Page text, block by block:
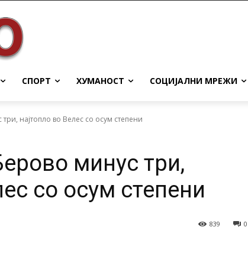
СПОРТ ХУМАНОСТ СОЦИЈАЛНИ МРЕЖИ
најтопло во Велес со осум степени
минус три,
со осум степени
0
839